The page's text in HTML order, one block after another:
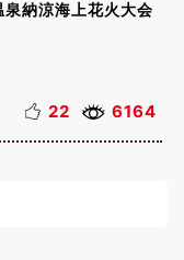
納涼海上花火大会
22 6164